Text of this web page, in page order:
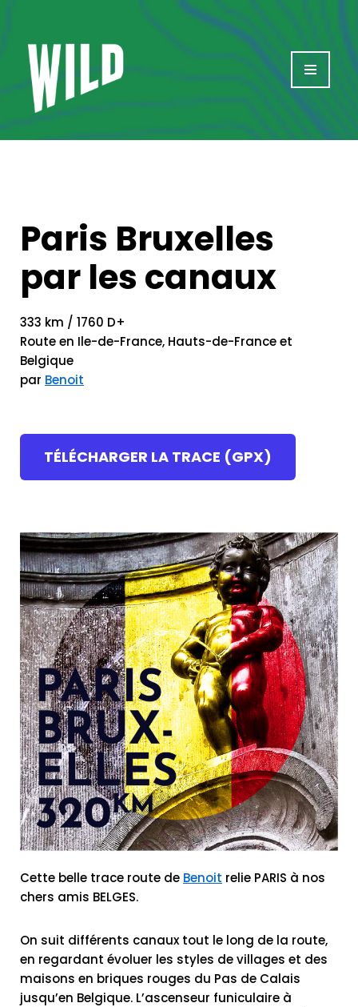
Aller
contenu
Paris Bruxelles
par les canaux
333 km / 1760 D+
Route en Ile-de-France, Hauts-de-France et
Belgique
par Benoit
TÉLÉCHARGER LA TRACE (GPX)
Cette belle trace route de Benoit relie PARIS à nos
chers amis BELGES.
On suit différents canaux tout le long de la route,
en regardant évoluer les styles de villages et des
maisons en briques rouges du Pas de Calais
jusqu’en Belgique. L’ascenseur funiculaire à